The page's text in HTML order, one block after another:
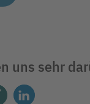
uns sehr